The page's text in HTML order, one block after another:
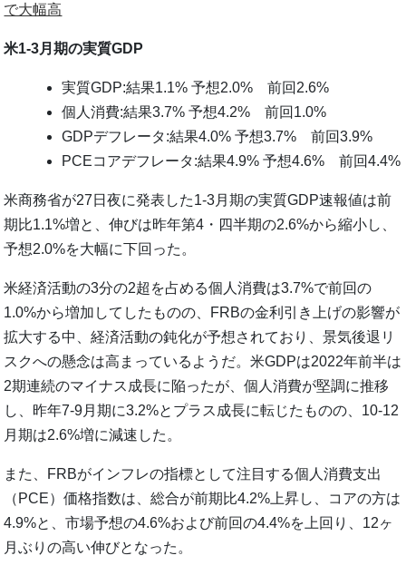
で大幅高
米1-3月期の実質GDP
実質GDP:結果1.1% 予想2.0% 前回2.6%
個人消費:結果3.7% 予想4.2% 前回1.0%
GDPデフレータ:結果4.0% 予想3.7% 前回3.9%
PCEコアデフレータ:結果4.9% 予想4.6% 前回4.4%
米商務省が27日夜に発表した1-3月期の実質GDP速報値は前
期比1.1%増と、伸びは昨年第4・四半期の2.6%から縮小し、
予想2.0%を大幅に下回った。
米経済活動の3分の2超を占める個人消費は3.7%で前回の
1.0%から増加してしたものの、FRBの金利引き上げの影響が
拡大する中、経済活動の鈍化が予想されており、景気後退リ
スクへの懸念は高まっているようだ。米GDPは2022年前半は
2期連続のマイナス成長に陥ったが、個人消費が堅調に推移
し、昨年7-9月期に3.2%とプラス成長に転じたものの、10-12
月期は2.6%増に減速した。
また、FRBがインフレの指標として注目する個人消費支出
（PCE）価格指数は、総合が前期比4.2%上昇し、コアの方は
4.9%と、市場予想の4.6%および前回の4.4%を上回り、12ヶ
月ぶりの高い伸びとなった。